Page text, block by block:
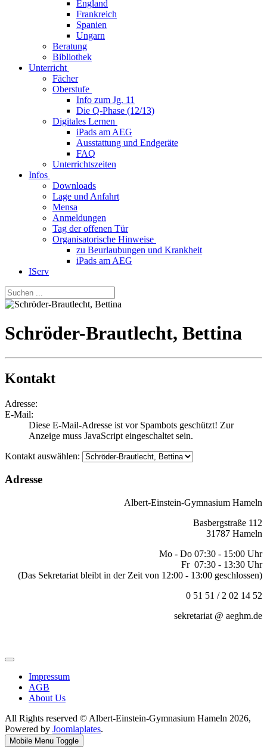
England
Frankreich
Spanien
Ungarn
Beratung
Bibliothek
Unterricht
Fächer
Oberstufe
Info zum Jg. 11
Die Q-Phase (12/13)
Digitales Lernen
iPads am AEG
Ausstattung und Endgeräte
FAQ
Unterrichtszeiten
Infos
Downloads
Lage und Anfahrt
Mensa
Anmeldungen
Tag der offenen Tür
Organisatorische Hinweise
zu Beurlaubungen und Krankheit
iPads am AEG
IServ
Schröder-Brautlecht, Bettina
Kontakt
Adresse:
E-Mail:
Diese E-Mail-Adresse ist vor Spambots geschützt! Zur
Anzeige muss JavaScript eingeschaltet sein.
Kontakt auswählen:
Adresse
Albert-Einstein-Gymnasium Hameln
Basbergstraße 112
31787 Hameln
Mo - Do 07:30 - 15:00 Uhr
Fr 07:30 - 13:30 Uhr
(Das Sekretariat bleibt in der Zeit von 12:00 - 13:00 geschlossen)
0 51 51 / 2 02 14 52
sekretariat @ aeghm.de
Impressum
AGB
About Us
All Rights reserved © Albert-Einstein-Gymnasium Hameln 2026,
Powered by Joomlaplates.
Mobile Menu Toggle